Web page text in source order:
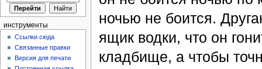
ночью не боится.
ящик водки, что он
кладбище, а чтобы
инструменты
Ссылки сюда
Связанные правки
Версия для печати